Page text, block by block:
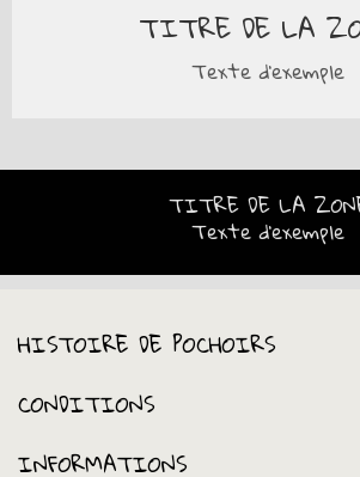
TITRE DE LA
Texte d'exemple
TITRE DE LA
Texte d'exemple
HISTOIRE DE POCHOIRS
CONDITIONS
INFORMATIONS